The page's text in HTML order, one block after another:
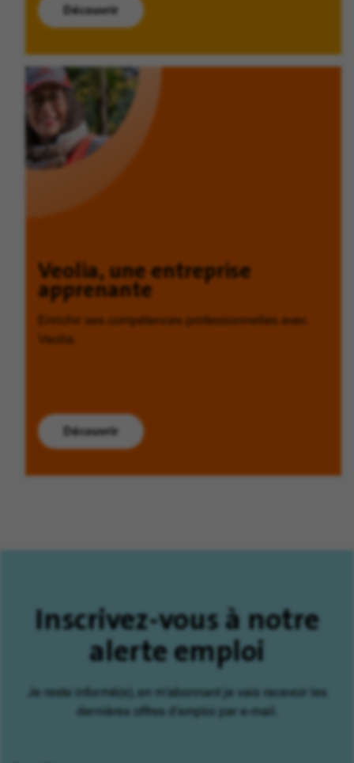
Découvrir
Veolia, une entreprise
apprenante
Enrichir ses compétences professionnelles avec
Veolia.
Découvrir
Inscrivez-vous à notre
alerte emploi
Je reste informé(e), en m'abonnant je vais recevoir les
dernières offres d'emploi par e-mail.